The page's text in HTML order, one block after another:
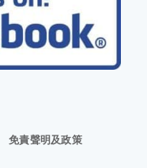
免責聲明及政策